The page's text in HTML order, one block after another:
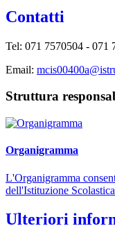
Contatti
Tel: 071 7570504 - 071
Email:
Struttura
Organigramma
L'Organigramma
dell'Istituzione
Ulteriori